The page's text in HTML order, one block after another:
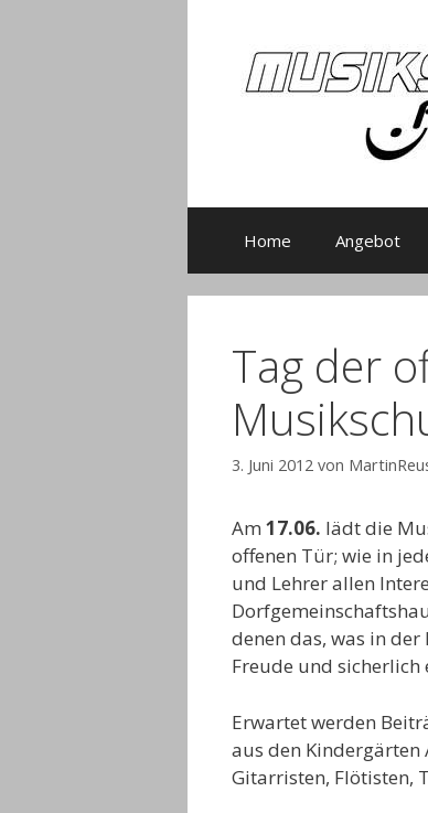
Home Angebot
Tag der
3. Juni 2012 von
Am 17.06. lädt die
offenen Tür; wie in
und Lehrer allen
denen das, was in
Freude und
Erwartet werden
aus den Kindergärten
Gitarristen, Flötisten,